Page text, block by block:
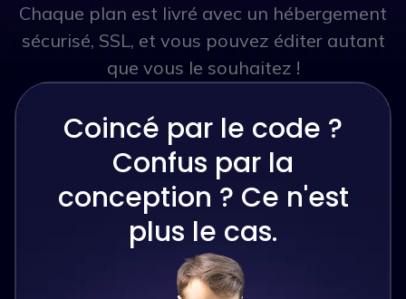
Chaque plan est livré avec un hébergement
sécurisé, SSL, et vous pouvez éditer autant
que vous le souhaitez !
Coincé par le code ?
Confus par la
conception ? Ce n'est
plus le cas.